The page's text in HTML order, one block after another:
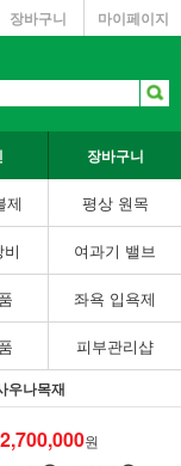
마이페이지
장바구니
장바구니
제 평상 원목
여과기 밸브
좌욕 입욕제
피부관리샵
우나목재
2,700,000원